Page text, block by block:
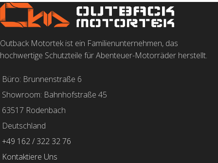
Outback Motortek ist ein Familienunternehmen, das
hochwertige Schutzteile für Abenteuer-Motorräder herstellt.
Büro: Brunnenstraße 6
Showroom: Bahnhofstraße 45
63517 Rodenbach
Deutschland
+49 162 / 322 32 76
Kontaktiere Uns